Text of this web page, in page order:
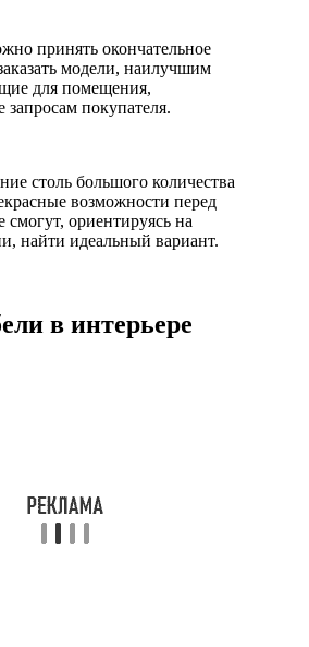
принять окончательное
модели, наилучшим
для помещения,
запросам покупателя.
столь большого количества
возможности перед
ориентируясь на
найти идеальный вариант.
в интерьере